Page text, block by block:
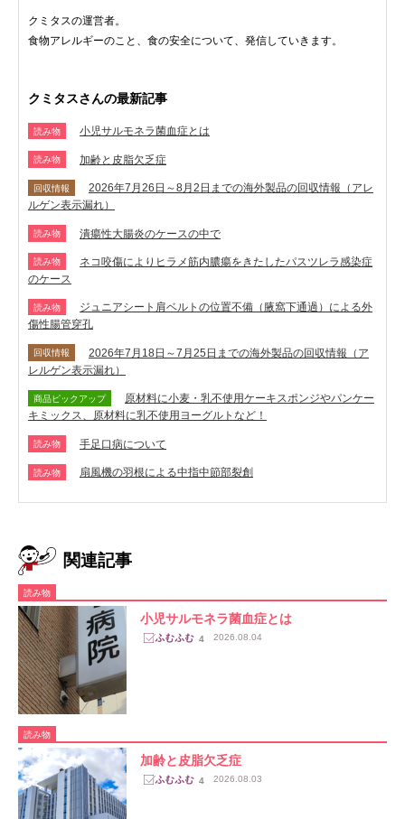
クミタスの運営者。
食物アレルギーのこと、食の安全について、発信していきます。
クミタスさんの最新記事
読み物 小児サルモネラ菌血症とは
読み物 加齢と皮脂欠乏症
回収情報
2026年7月26日～8月2日までの海外製品の回収情報（アレ
ルゲン表示漏れ）
読み物 潰瘍性大腸炎のケースの中で
読み物
ネコ咬傷によりヒラメ筋内膿瘍をきたしたパスツレラ感染症
のケース
読み物
ジュニアシート肩ベルトの位置不備（腋窩下通過）による外
傷性腸管穿孔
回収情報
2026年7月18日～7月25日までの海外製品の回収情報（ア
レルゲン表示漏れ）
商品ピックアップ
原材料に小麦・乳不使用ケーキスポンジやパンケー
キミックス、原材料に乳不使用ヨーグルトなど！
読み物 手足口病について
読み物 扇風機の羽根による中指中節部裂創
関連記事
読み物
小児サルモネラ菌血症とは
4 2026.08.04
読み物
加齢と皮脂欠乏症
4 2026.08.03